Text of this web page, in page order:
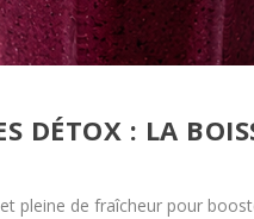
DÉTOX : LA
pleine de fraîcheur pour